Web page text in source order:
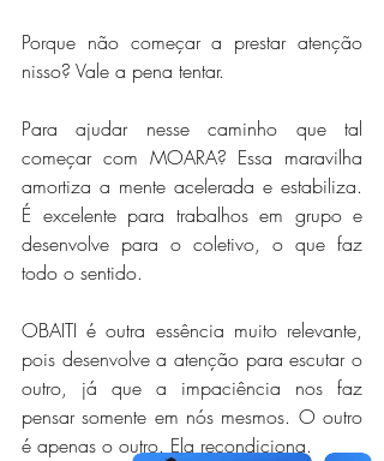
Porque não começar a prestar atenção
nisso? Vale a pena tentar.
Para ajudar nesse caminho que tal
começar com MOARA? Essa maravilha
amortiza a mente acelerada e estabiliza.
É excelente para trabalhos em grupo e
desenvolve para o coletivo, o que faz
todo o sentido.
OBAITI é outra essência muito relevante,
pois desenvolve a atenção para escutar o
outro, já que a impaciência nos faz
pensar somente em nós mesmos. O outro
é apenas o outro. Ela recondiciona.